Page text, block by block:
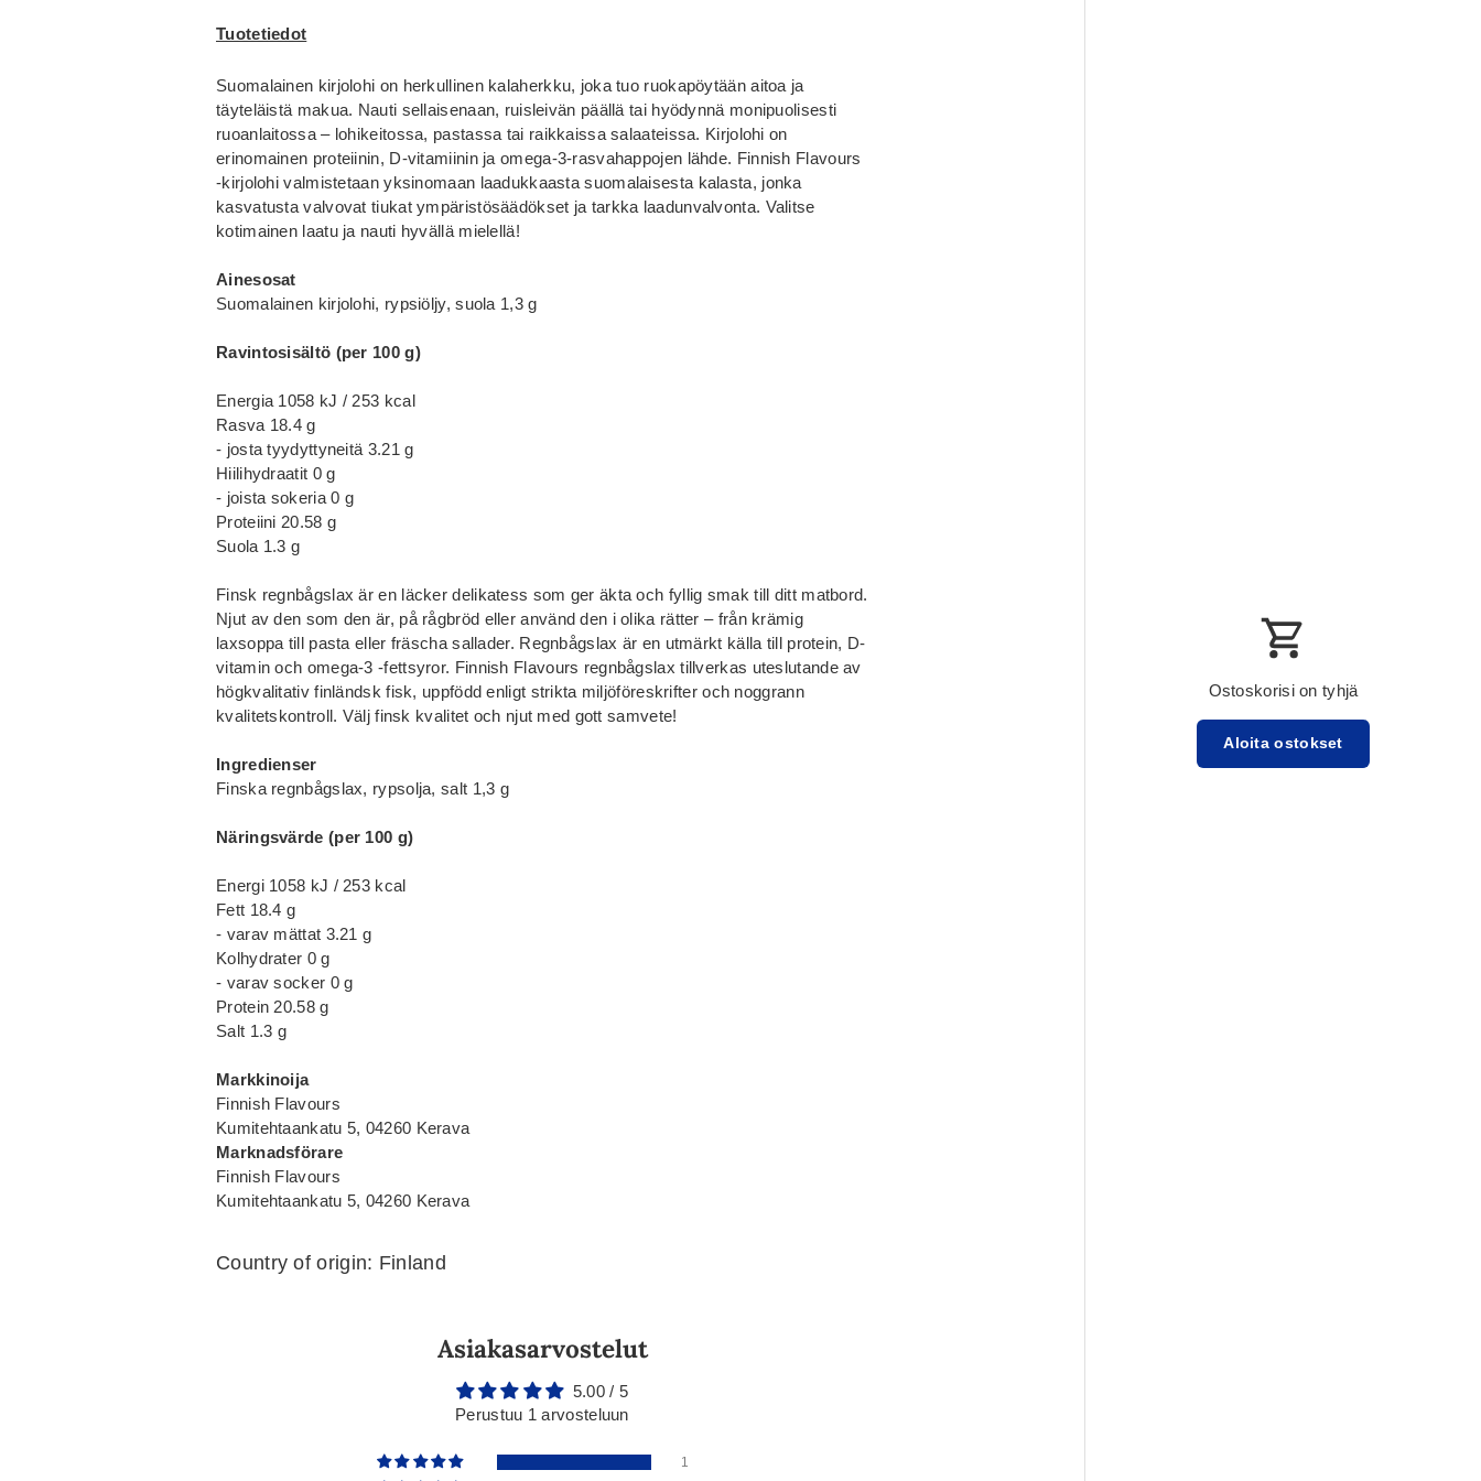
Tuotetiedot
Suomalainen kirjolohi on herkullinen kalaherkku, joka tuo ruokapöytään aitoa ja
täyteläistä makua. Nauti sellaisenaan, ruisleivän päällä tai hyödynnä monipuolisesti
ruoanlaitossa – lohikeitossa, pastassa tai raikkaissa salaateissa. Kirjolohi on
erinomainen proteiinin, D-vitamiinin ja omega-3-rasvahappojen lähde. Finnish Flavours
-kirjolohi valmistetaan yksinomaan laadukkaasta suomalaisesta kalasta, jonka
kasvatusta valvovat tiukat ympäristösäädökset ja tarkka laadunvalvonta. Valitse
kotimainen laatu ja nauti hyvällä mielellä!
Ainesosat
Suomalainen kirjolohi, rypsiöljy, suola 1,3 g
Ravintosisältö (per 100 g)
Energia 1058 kJ / 253 kcal
Rasva 18.4 g
- josta tyydyttyneitä 3.21 g
Hiilihydraatit 0 g
- joista sokeria 0 g
Proteiini 20.58 g
Suola 1.3 g
Finsk regnbågslax är en läcker delikatess som ger äkta och fyllig smak till ditt matbord.
Njut av den som den är, på rågbröd eller använd den i olika rätter – från krämig
laxsoppa till pasta eller fräscha sallader. Regnbågslax är en utmärkt källa till protein, D-
vitamin och omega-3 -fettsyror. Finnish Flavours regnbågslax tillverkas uteslutande av
högkvalitativ finländsk fisk, uppfödd enligt strikta miljöföreskrifter och noggrann
kvalitetskontroll. Välj finsk kvalitet och njut med gott samvete!
Ingredienser
Finska regnbågslax, rypsolja, salt 1,3 g
Näringsvärde (per 100 g)
Energi 1058 kJ / 253 kcal
Fett 18.4 g
- varav mättat 3.21 g
Kolhydrater 0 g
- varav socker 0 g
Protein 20.58 g
Salt 1.3 g
Markkinoija
Finnish Flavours
Kumitehtaankatu 5, 04260 Kerava
Marknadsförare
Finnish Flavours
Kumitehtaankatu 5, 04260 Kerava
Country of origin: Finland
Asiakasarvostelut
5.00 / 5
Perustuu 1 arvosteluun
1
Ostoskorisi on tyhjä
Aloita ostokset